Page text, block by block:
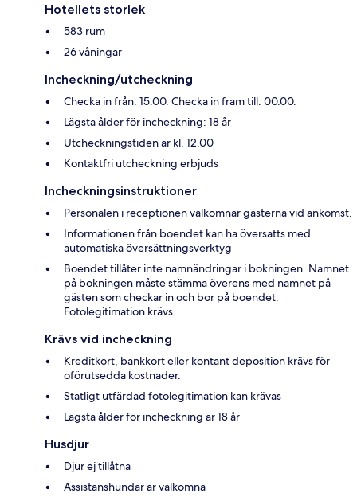
Hotellets storlek
583 rum
26 våningar
Incheckning/utcheckning
Checka in från: 15.00. Checka in fram till: 00.00.
Lägsta ålder för incheckning: 18 år
Utcheckningstiden är kl. 12.00
Kontaktfri utcheckning erbjuds
Incheckningsinstruktioner
Personalen i receptionen välkomnar gästerna vid ankomst.
Informationen från boendet kan ha översatts med
automatiska översättningsverktyg
Boendet tillåter inte namnändringar i bokningen. Namnet
på bokningen måste stämma överens med namnet på
gästen som checkar in och bor på boendet.
Fotolegitimation krävs.
Krävs vid incheckning
Kreditkort, bankkort eller kontant deposition krävs för
oförutsedda kostnader.
Statligt utfärdad fotolegitimation kan krävas
Lägsta ålder för incheckning är 18 år
Husdjur
Djur ej tillåtna
Assistanshundar är välkomna